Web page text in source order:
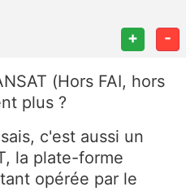
+ -
(Hors FAI, hors
plus ?
c'est aussi un
la plate-forme
opérée par le